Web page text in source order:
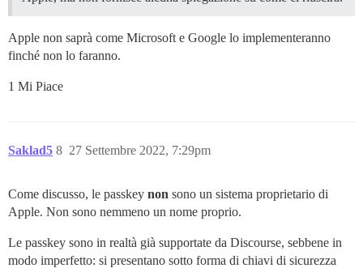
Apple non saprà come Microsoft e Google lo implementeranno
finché non lo faranno.
1 Mi Piace
Saklad5 27 Settembre 2022, 7:29pm
8
Come discusso, le passkey non sono un sistema proprietario di
Apple. Non sono nemmeno un nome proprio.
Le passkey sono in realtà già supportate da Discourse, sebbene in
modo imperfetto: si presentano sotto forma di chiavi di sicurezza